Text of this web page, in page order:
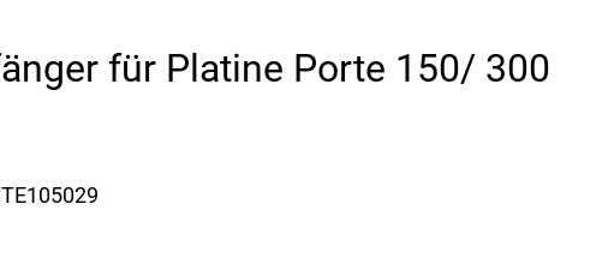
für Platine Porte 150/ 300